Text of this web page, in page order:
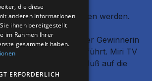
kann unserer
(LINK) entnommen werden.
des Gewinners oder der Gewinnerin
Raffle-Tools durchgeführt. Miri TV
haben keinen Einfluß auf die
die diese
anderen Informationen
ihnen bereitgestellt
im Rahmen Ihrer
gesammelt haben.
ERFORDERLICH